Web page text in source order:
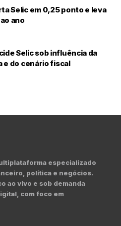
Selic em 0,25 ponto e leva
ano
Selic sob influência da
e do cenário fiscal
especializado
política e negócios.
ao vivo e sob demanda
com foco em